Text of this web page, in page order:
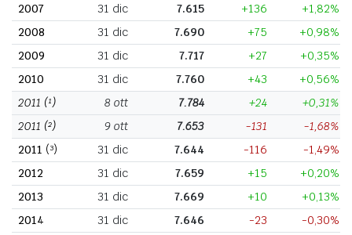
2007
31 dic 7.615 +136
+1,82%
2008
31 dic 7.690 +75
+0,98%
2009
31 dic 7.717 +27
+0,35%
2010
31 dic 7.760 +43
+0,56%
2011 (¹) 8 ott 7.784 +24
+0,31%
2011 (²) 9 ott 7.653 -131
-1,68%
2011 (³) 31 dic 7.644 -116
-1,49%
2012
31 dic 7.659 +15
+0,20%
2013
31 dic 7.669 +10
+0,13%
2014
31 dic 7.646 -23
-0,30%